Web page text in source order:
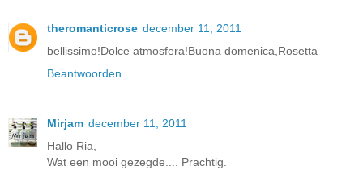
theromanticrose december 11, 2011
bellissimo!Dolce atmosfera!Buona domenica,Rosetta
Beantwoorden
Mirjam december 11, 2011
Hallo Ria,
Wat een mooi gezegde.... Prachtig.